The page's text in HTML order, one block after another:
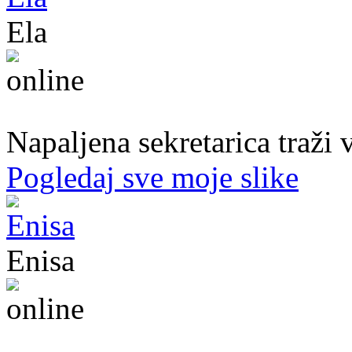
Ela
Napaljena sekretarica
Pogledaj sve moje slike
Enisa